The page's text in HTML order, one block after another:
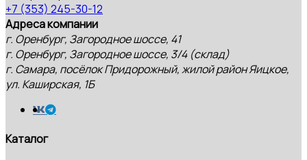
+7 (353) 245-30-12
Адреса компании
г. Оренбург, Загородное шоссе, 41
г. Оренбург, Загородное шоссе, 3/4 (склад)
г. Самара, посёлок Придорожный, жилой район Яицкое,
ул. Каширская, 1Б
Каталог